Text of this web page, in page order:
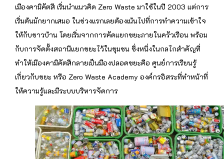
เมืองคามิคัตสึ เริ่มนำแนวคิด Zero Waste มาใช้ในปี 2003 แต่การ
เริ่มต้นมักยากเสมอ ในช่วงแรกเลยต้องเน้นไปที่การทำความเข้าใจ
ให้กับชาวบ้าน โดยเริ่มจากการคัดแยกขยะภายในครัวเรือน พร้อม
กับการจัดตั้งสถานีแยกขยะไว้ในชุมชน ซึ่งหนึ่งในกลไกสำคัญที่
ทำให้เมืองคามิคัตสึกลายเป็นมืองปลอดขยะคือ ศูนย์การเรียนรู้
เกี่ยวกับขยะ หรือ Zero Waste Academy องค์กรอิสระที่ทำหน้าที่
ให้ความรู้และมีระบบบริหารจัดการ